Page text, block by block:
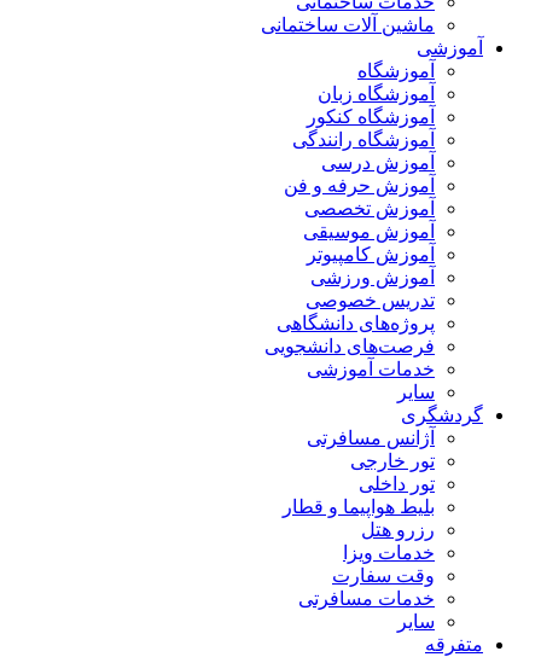
ماشین آلات ساختمانی
آموزشی
آموزشگاه
آموزشگاه زبان
آموزشگاه کنکور
آموزشگاه رانندگی
آموزش درسی
آموزش حرفه و فن
آموزش تخصصی
آموزش موسیقی
آموزش کامپیوتر
آموزش ورزشی
تدریس خصوصی
پروژه‌های دانشگاهی
فرصت‌های دانشجویی
خدمات آموزشی
سایر
گردشگری
آژانس مسافرتی
تور خارجی
تور داخلی
بلیط هواپیما و قطار
رزرو هتل
خدمات ویزا
وقت سفارت
خدمات مسافرتی
سایر
متفرقه